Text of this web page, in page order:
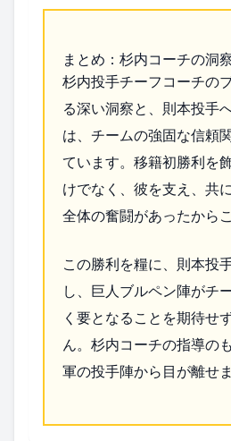
まとめ：杉内コーチの洞
杉内投手チーフコーチの
る深い洞察と、則本投手
は、チームの強固な信頼
ています。移籍初勝利を
けでなく、彼を支え、共
全体の奮闘があったから
この勝利を糧に、則本投
し、巨人ブルペン陣がチ
く要となることを期待せ
ん。杉内コーチの指導の
軍の投手陣から目が離せ